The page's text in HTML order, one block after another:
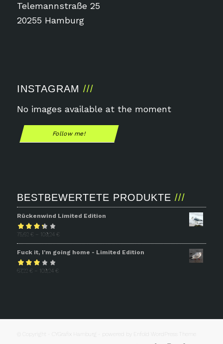
Telemannstraße 25
20255 Hamburg
INSTAGRAM
No images available at the moment
Follow me!
BESTBEWERTETE PRODUKTE
Rückenwind Limited Edition
Bewertet
mit3.31
von 5
75,62 € – 109,24 €
Fuck it, I'm going home - Limited Edition
Bewertet
67,22 € – 109,24 €
© Copyright - CYGrafix Hamburg powered by Enfold WordPress Theme